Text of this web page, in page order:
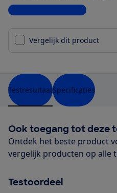
Bekijk alle specificaties
Vergelijk dit product
TestresultaatSpecificaties
Ook toegang tot deze
Ontdek het beste product
vergelijk producten op alle
Testoordeel